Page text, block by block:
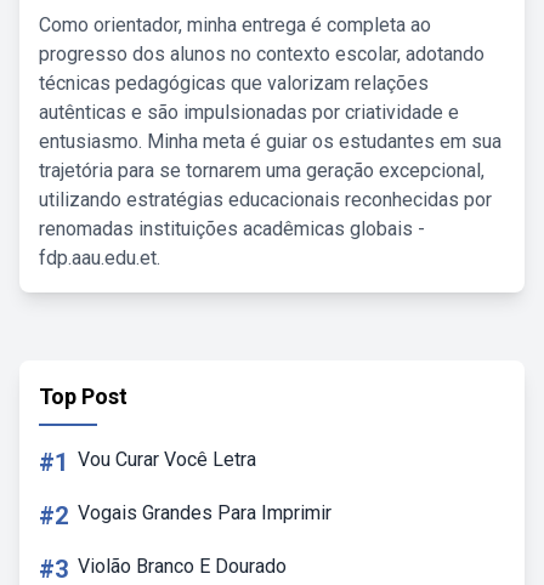
Como orientador, minha entrega é completa ao
progresso dos alunos no contexto escolar, adotando
técnicas pedagógicas que valorizam relações
autênticas e são impulsionadas por criatividade e
entusiasmo. Minha meta é guiar os estudantes em sua
trajetória para se tornarem uma geração excepcional,
utilizando estratégias educacionais reconhecidas por
renomadas instituições acadêmicas globais -
fdp.aau.edu.et.
Top Post
#1 Vou Curar Você Letra
#2 Vogais Grandes Para Imprimir
#3 Violão Branco E Dourado